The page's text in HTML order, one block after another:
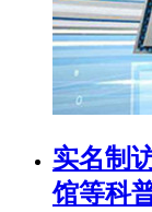
实名制
馆等科